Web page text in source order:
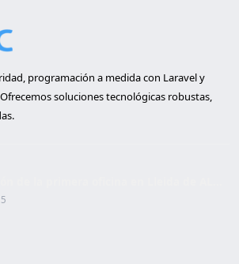
programación a medida con Laravel y
soluciones tecnológicas robustas,